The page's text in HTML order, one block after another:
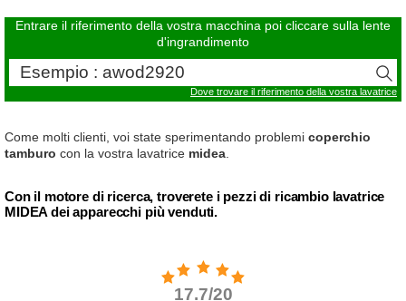
Entrare il riferimento della vostra macchina poi cliccare sulla lente
d'ingrandimento
Dove trovare il riferimento della vostra lavatrice
Come molti clienti, voi state sperimentando problemi coperchio
tamburo con la vostra lavatrice midea
Con il motore di ricerca, troverete i pezzi di ricambio lavatrice
MIDEA dei apparecchi più venduti.